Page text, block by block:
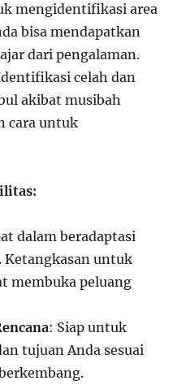
mengidentifikasi area
bisa mendapatkan
dari pengalaman.
celah dan
akibat musibah
cara untuk
dalam beradaptasi
Ketangkasan untuk
membuka peluang
: Siap untuk
tujuan Anda sesuai